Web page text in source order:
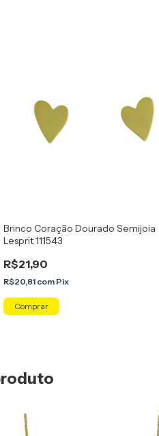
Brinco Coração Dourado Semijoia
Lesprit 111543
R$21,90
R$20,81 com Pix